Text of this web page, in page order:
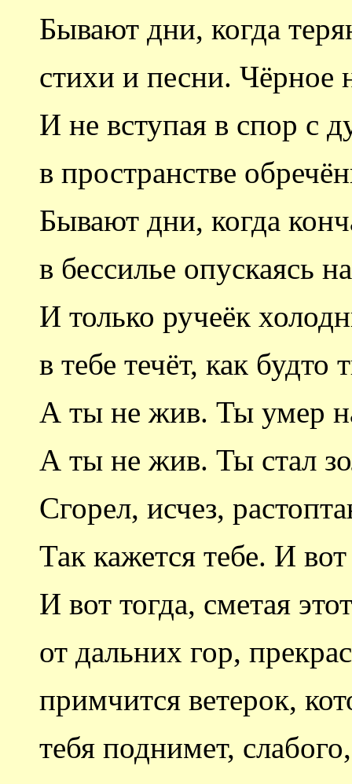
Бывают дни, когда
стихи и песни. Чёрное
И не вступая в спор с
в пространстве
Бывают дни, когда
в бессилье опускаясь
И только ручеёк
в тебе течёт, как
А ты не жив. Ты умер
А ты не жив. Ты стал
Сгорел, исчез,
Так кажется тебе. И вот
И вот тогда, сметая
от дальних гор,
примчится ветерок,
тебя поднимет,